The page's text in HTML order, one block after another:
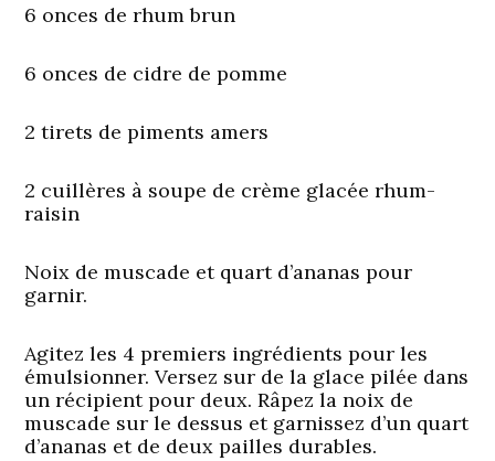
6 onces de rhum brun
6 onces de cidre de pomme
2 tirets de piments amers
2 cuillères à soupe de crème glacée rhum-
raisin
Noix de muscade et quart d’ananas pour
garnir.
Agitez les 4 premiers ingrédients pour les
émulsionner. Versez sur de la glace pilée dans
un récipient pour deux. Râpez la noix de
muscade sur le dessus et garnissez d’un quart
d’ananas et de deux pailles durables.